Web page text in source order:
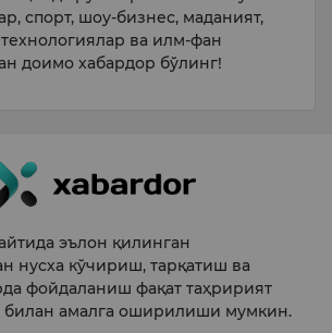
спорт, шоу-бизнес, маданият,
ва илм-фан
доимо хабардор бўлинг!
эълон қилинган
нусха кўчириш, тарқатиш ва
фойдаланиш фақат таҳририят
билан амалга оширилиши мумкин.